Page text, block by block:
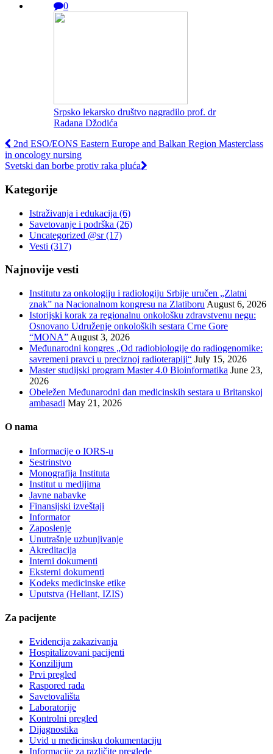
0
Srpsko lekarsko društvo nagradilo prof. dr
Radana Džodića
2nd ESO/EONS Eastern Europe and Balkan Region Masterclass
in oncology nursing
Svetski dan borbe protiv raka pluća
Kategorije
Istraživanja i edukacija (6)
Savetovanje i podrška (26)
Uncategorized @sr(17)
Vesti (317)
Najnovije vesti
Institutu za onkologiju i radiologiju Srbije uručen „Zlatni
znak” na Nacionalnom kongresu na Zlatiboru August 6, 2026
Istorijski korak za regionalnu onkološku zdravstvenu negu:
Osnovano Udruženje onkoloških sestara Crne Gore
“MONA” August 3, 2026
Međunarodni kongres „Od radiobiologije do radiogenomike:
savremeni pravci u preciznoj radioterapiji“ July 15, 2026
Master studijski program Master 4.0 Bioinformatika June 23,
2026
Obeležen Međunarodni dan medicinskih sestara u Britanskoj
ambasadi May 21, 2026
O nama
Informacije o IORS-u
Sestrinstvo
Monografija Instituta
Institut u medijima
Javne nabavke
Finansijski izveštaji
Informator
Zaposlenje
Unutrašnje uzbunjivanje
Akreditacija
Interni dokumenti
Eksterni dokumenti
Kodeks medicinske etike
Uputstva (Heliant, IZIS)
Za pacijente
Evidencija zakazivanja
Hospitalizovani pacijenti
Konzilijum
Prvi pregled
Raspored rada
Savetovališta
Laboratorije
Kontrolni pregled
Dijagnostika
Uvid u medicinsku dokumentaciju
Informacije za različite preglede